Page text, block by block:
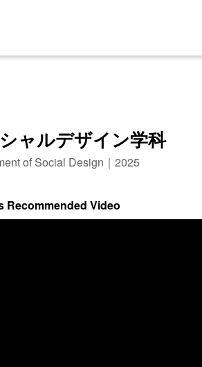
ャルデザイン学科
of Social Design｜2025
Recommended Video